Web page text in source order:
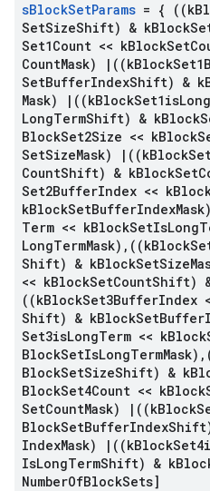
sBlockSetParams = { ((k
SetSizeShift) & kBlock
Set1Count << kBlockSet
CountMask) | ((kBlock
SetBufferIndexShift) & k
Mask)
| ((kBlockSet1isLong
LongTermShift) & kBlock
BlockSet2Size << kBlock
SetSizeMask) | ((kBlock
CountShift) & kBlockSet
Set2BufferIndex << k
kBlockSetBufferIndexMask)
Term << kBlockSetIsLong
LongTermMask) , ((kBlock
Shift) & kBlockSetSize
<< kBlockSetCountShift)
((kBlockSet3BufferIndex
Shift) & kBlockSetBuffer
Set3isLongTerm << kBlock
BlockSetIsLongTermMask) ,
BlockSetSizeShift) & k
BlockSet4Count << kBlock
SetCountMask) | ((kBlock
BlockSetBufferIndex
IndexMask) | ((kBlock
IsLongTermShift) & k
NumberOfBlockSets]